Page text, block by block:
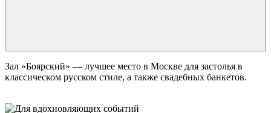
Зал «Боярский» — лучшее место в Москве для застолья в
классическом русском стиле, а также свадебных банкетов.